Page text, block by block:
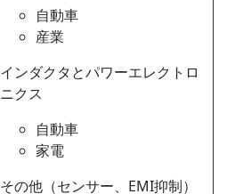
自動車
産業
インダクタとパワーエレクトロ
ニクス
自動車
家電
その他（センサー、EMI抑制）